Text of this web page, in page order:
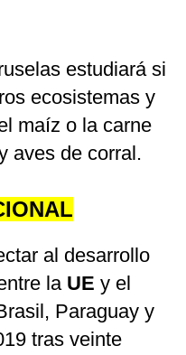
estudiará si
ecosistemas y
maíz o la carne
aves de corral.
al desarrollo
la UE y el
Paraguay y
tras veinte